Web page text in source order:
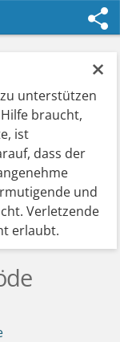
×
unterstützen
braucht,
ist
dass der
und
Verletzende
erlaubt.